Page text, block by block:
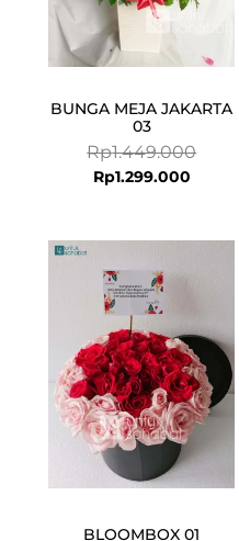
BUNGA MEJA JAKARTA
03
Rp1.449.000
Rp1.299.000
BLOOMBOX 01